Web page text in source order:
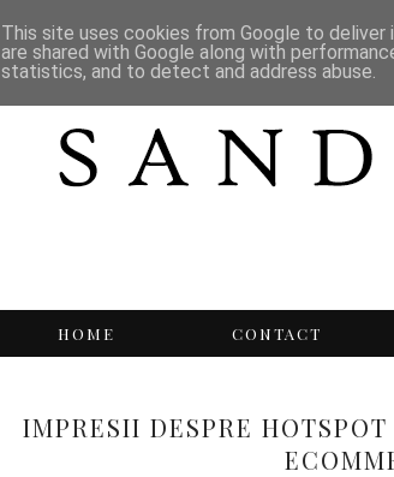
HOME CONTACT
IMPRESII DESPRE
This site uses cookies from Google to
are shared with Google along with
statistics, and to detect and address abuse.